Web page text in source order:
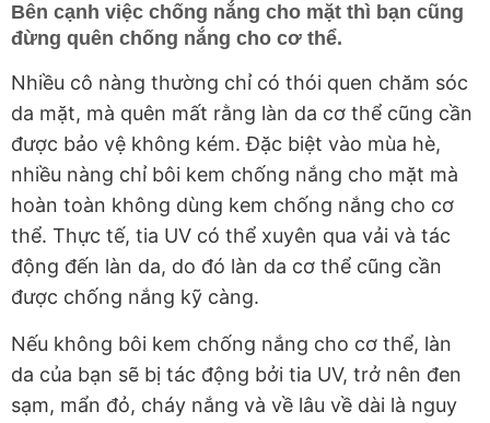
Bên cạnh việc chống nắng cho mặt thì bạn cũng
đừng quên chống nắng cho cơ thể.
Nhiều cô nàng thường chỉ có thói quen chăm sóc
da mặt, mà quên mất rằng làn da cơ thể cũng cần
được bảo vệ không kém. Đặc biệt vào mùa hè,
nhiều nàng chỉ bôi kem chống nắng cho mặt mà
hoàn toàn không dùng kem chống nắng cho cơ
thể. Thực tế, tia UV có thể xuyên qua vải và tác
động đến làn da, do đó làn da cơ thể cũng cần
được chống nắng kỹ càng.
Nếu không bôi kem chống nắng cho cơ thể, làn
da của bạn sẽ bị tác động bởi tia UV, trở nên đen
sạm, mẩn đỏ, cháy nắng và về lâu về dài là nguy